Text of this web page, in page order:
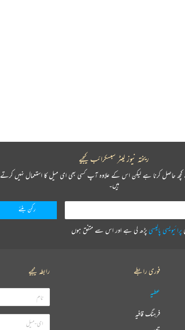
ریختہ نیوز لیٹر سبسکرائب کیجیے
کچھ حاصل کرنا ہے لیکن اس کے علاوہ آپ کسی بھی ای میل کا استعمال نہیں کرتے
ہیں۔
پرائیویسی پالیسیپڑھ لی ہے اور اس سے متفق ہوں
فوری رابطے
عطیہ
فرہنگ قافیہ
رابطہ کیجیے